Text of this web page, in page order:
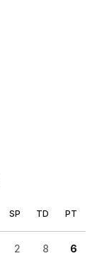
SP TD PT
2 8 6